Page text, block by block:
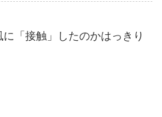
「接触」したのかはっきり